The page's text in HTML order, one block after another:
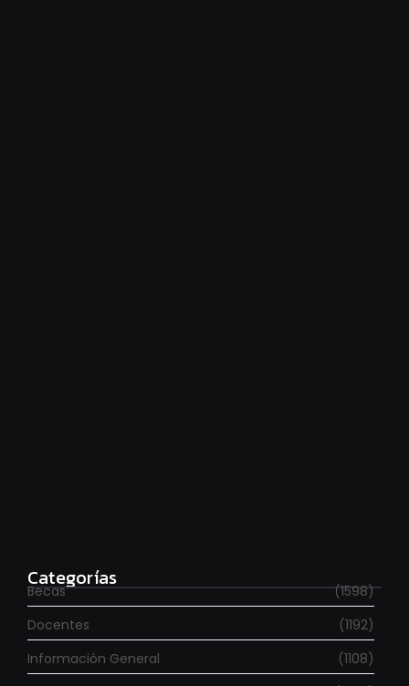
Categorías
Becas
(1598)
Docentes
(1192)
Información General
(1108)